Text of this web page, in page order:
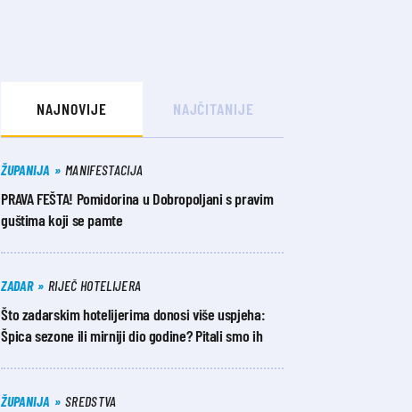
NAJNOVIJE NAJČITANIJE
ŽUPANIJA MANIFESTACIJA
PRAVA FEŠTA! Pomidorina u Dobropoljani s pravim
guštima koji se pamte
ZADAR RIJEČ HOTELIJERA
Što zadarskim hotelijerima donosi više uspjeha:
Špica sezone ili mirniji dio godine? Pitali smo ih
ŽUPANIJA SREDSTVA